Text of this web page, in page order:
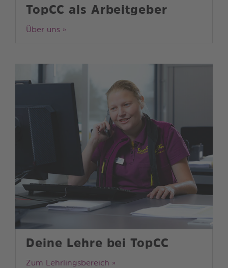
TopCC als Arbeitgeber
Über uns »
Deine Lehre bei TopCC
Zum Lehrlingsbereich »